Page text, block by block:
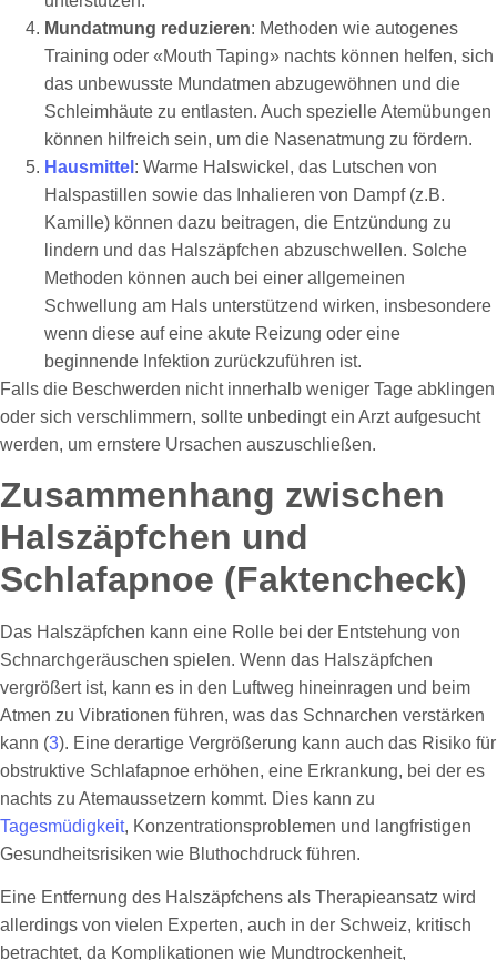
Mundatmung reduzieren: Methoden wie autogenes
Training oder «Mouth Taping» nachts können helfen, sich
das unbewusste Mundatmen abzugewöhnen und die
Schleimhäute zu entlasten. Auch spezielle Atemübungen
können hilfreich sein, um die Nasenatmung zu fördern.
Hausmittel : Warme Halswickel, das Lutschen von
Halspastillen sowie das Inhalieren von Dampf (z.B.
Kamille) können dazu beitragen, die Entzündung zu
lindern und das Halszäpfchen abzuschwellen. Solche
Methoden können auch bei einer allgemeinen
Schwellung am Hals unterstützend wirken, insbesondere
wenn diese auf eine akute Reizung oder eine
beginnende Infektion zurückzuführen ist.
Falls die Beschwerden nicht innerhalb weniger Tage abklingen
oder sich verschlimmern, sollte unbedingt ein Arzt aufgesucht
werden, um ernstere Ursachen auszuschließen.
Zusammenhang zwischen
Halszäpfchen und
Schlafapnoe (Faktencheck)
Das Halszäpfchen kann eine Rolle bei der Entstehung von
Schnarchgeräuschen spielen. Wenn das Halszäpfchen
vergrößert ist, kann es in den Luftweg hineinragen und beim
Atmen zu Vibrationen führen, was das Schnarchen verstärken
kann (3). Eine derartige Vergrößerung kann auch das Risiko für
obstruktive Schlafapnoe erhöhen, eine Erkrankung, bei der es
nachts zu Atemaussetzern kommt. Dies kann zu
Tagesmüdigkeit, Konzentrationsproblemen und langfristigen
Gesundheitsrisiken wie Bluthochdruck führen.
Eine Entfernung des Halszäpfchens als Therapieansatz wird
allerdings von vielen Experten, auch in der Schweiz, kritisch
betrachtet, da Komplikationen wie Mundtrockenheit,